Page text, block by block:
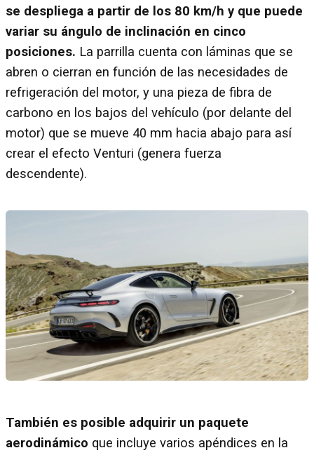
se despliega a partir de los 80 km/h y que puede
variar su ángulo de inclinación en cinco
posiciones. La parrilla cuenta con láminas que se
abren o cierran en función de las necesidades de
refrigeración del motor, y una pieza de fibra de
carbono en los bajos del vehículo (por delante del
motor) que se mueve 40 mm hacia abajo para así
crear el efecto Venturi (genera fuerza
descendente).
También es posible adquirir un paquete
aerodinámico que incluye varios apéndices en la